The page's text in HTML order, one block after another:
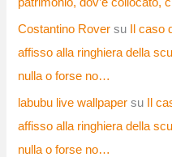
patrimonio, dov’è collocato,
Costantino Rover su
Il caso
affisso alla ringhiera della
nulla o forse no…
labubu live wallpaper su Il
affisso alla ringhiera della
nulla o forse no…